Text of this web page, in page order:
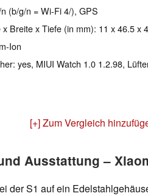
(b/g/n = Wi-Fi 4/), GPS
x Breite x Tiefe (in mm): 11 x 46.5 x
Ion
yes, MIUI Watch 1.0 1.2.98,
[+] Zum Vergleich
Ausstattung –
der S1 auf ein